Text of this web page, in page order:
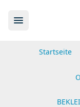
Startseite